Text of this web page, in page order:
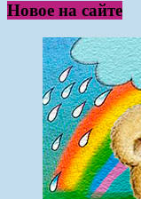
Новое на сайте